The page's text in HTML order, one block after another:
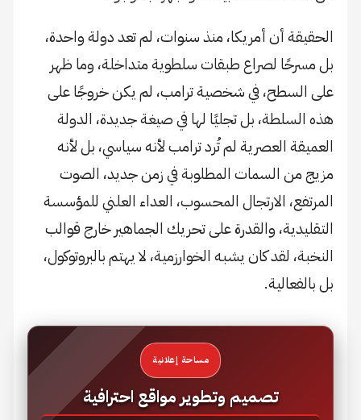
الحقيقة أن أمريكا، منذ سنوات، لم تعد دولة واحدة،
بل مسرحًا لصراع طبقات سلطوية متداخلة، وما ظهر
على السطح، في شخصية ترامب، لم يكن خروجًا على
هذه السلطة، بل تجليًا لها في صيغة جديدة، الدولة
العميقة العصرية لم تُرد ترامب لأنه سياسي، بل لأنه
مزيج من السمات المطلوبة في زمن جديد، الصوت
المرتفع، الارتجال المحسوب، العداء العلني للمؤسسة
التقليدية، والقدرة على تحريك الجماهير خارج قوالب
النخبة، لقد كان يشبه الخوارزمية، لا يهتم بالبروتوكول،
بل بالفعالية.
مساحة إعلانية
تصميم وتطوير مواقع احترافية